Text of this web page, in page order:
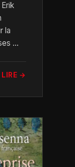
la
...
LIRE →